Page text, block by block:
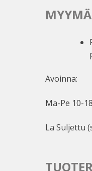
Avoinna:
Ma-Pe 10-18
La Suljettu